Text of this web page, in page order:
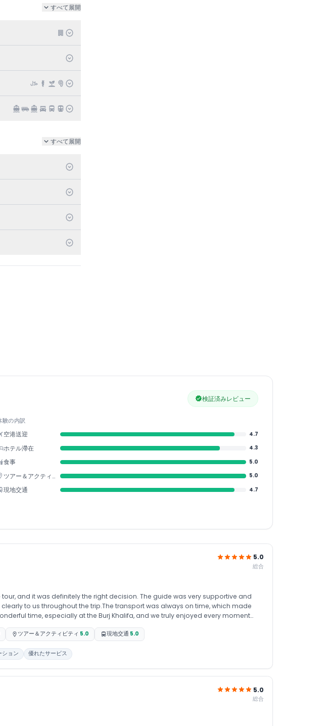
すべて展開
すべて展開
検証済みレビュー
験の内訳
空港送迎 4.7
ホテル滯在 4.3
食事 5.0
ツアー＆アクティビティ 5.0
現地交通 4.7
5.0
総合
and it was definitely the right decision. The guide was very supportive and
to us throughout the trip.The transport was always on time, which made
time, especially at the Burj Khalifa, and we truly enjoyed every moment
ツアー＆アクティビティ 5.0 現地交通 5.0
ション 優れたサービス
5.0
総合